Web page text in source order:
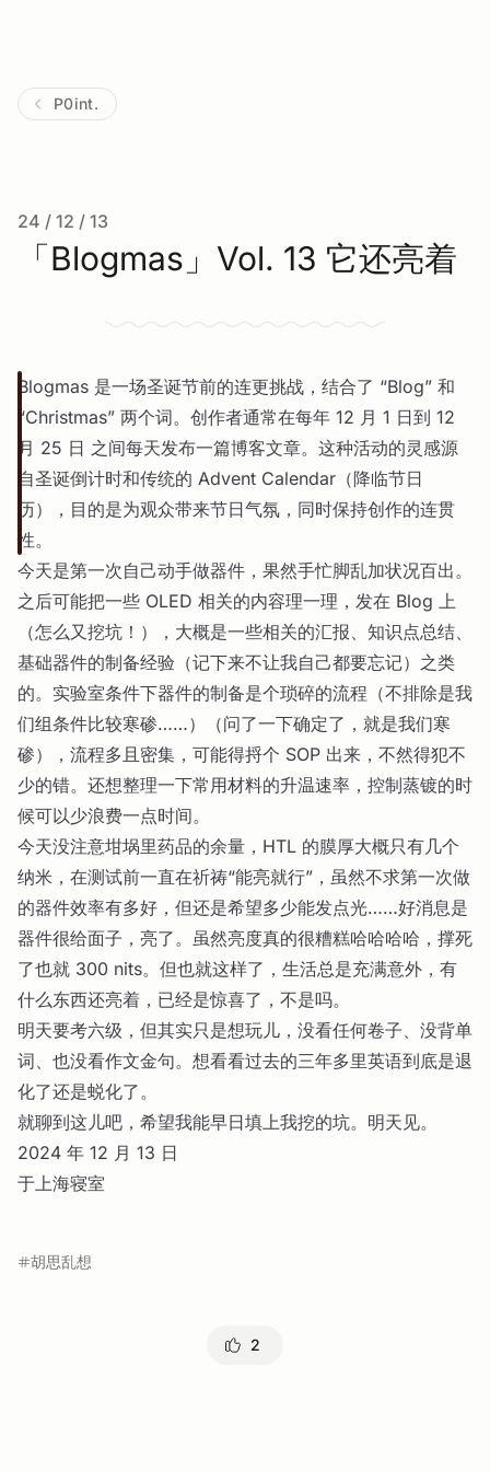
P0int.
24 / 12 / 13
「Blogmas」Vol. 13 它还亮着
Blogmas 是一场圣诞节前的连更挑战，结合了 “Blog” 和
“Christmas” 两个词。创作者通常在每年 12 月 1 日到 12
月 25 日 之间每天发布一篇博客文章。这种活动的灵感源
自圣诞倒计时和传统的 Advent Calendar（降临节日
历），目的是为观众带来节日气氛，同时保持创作的连贯
性。
今天是第一次自己动手做器件，果然手忙脚乱加状况百出。
之后可能把一些 OLED 相关的内容理一理，发在 Blog 上
（怎么又挖坑！），大概是一些相关的汇报、知识点总结、
基础器件的制备经验（记下来不让我自己都要忘记）之类
的。实验室条件下器件的制备是个琐碎的流程（不排除是我
们组条件比较寒碜……）（问了一下确定了，就是我们寒
碜），流程多且密集，可能得捋个 SOP 出来，不然得犯不
少的错。还想整理一下常用材料的升温速率，控制蒸镀的时
候可以少浪费一点时间。
今天没注意坩埚里药品的余量，HTL 的膜厚大概只有几个
纳米，在测试前一直在祈祷“能亮就行”，虽然不求第一次做
的器件效率有多好，但还是希望多少能发点光……好消息是
器件很给面子，亮了。虽然亮度真的很糟糕哈哈哈哈，撑死
了也就 300 nits。但也就这样了，生活总是充满意外，有
什么东西还亮着，已经是惊喜了，不是吗。
明天要考六级，但其实只是想玩儿，没看任何卷子、没背单
词、也没看作文金句。想看看过去的三年多里英语到底是退
化了还是蜕化了。
就聊到这儿吧，希望我能早日填上我挖的坑。明天见。
2024 年 12 月 13 日
于上海寝室
胡思乱想
2